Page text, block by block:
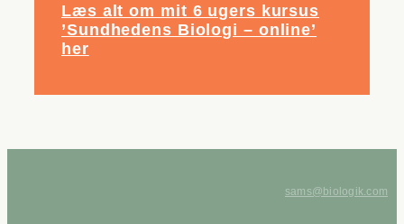
Læs alt om mit 6 ugers kursus
’Sundhedens Biologi – online’
her
sams@biologik.com